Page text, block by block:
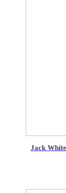
Jack White